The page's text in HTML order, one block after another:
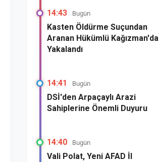
14:43 Bugün
Kasten Öldürme Suçundan
Aranan Hükümlü Kağızman'da
Yakalandı
14:41 Bugün
DSİ'den Arpaçaylı Arazi
Sahiplerine Önemli Duyuru
14:40 Bugün
Vali Polat, Yeni AFAD İl